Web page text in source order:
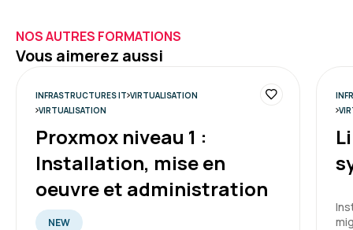
NOS AUTRES FORMATIONS
Vous aimerez aussi
INFRASTRUCTURES IT VIRTUALISATION
VIRTUALISATION
Proxmox niveau 1 :
Installation, mise en
oeuvre et administration
NEW